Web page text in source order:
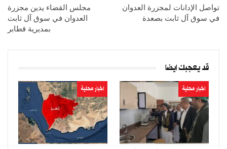
تواصل الإدانات لمجزرة العدوان
في سوق آل ثابت بصعدة
مجلس القضاء يدين مجزرة
العدوان في سوق آل ثابت
بمديرية قطابر
قد يعجبك ايضا
اخبار محلية اخبار محلية